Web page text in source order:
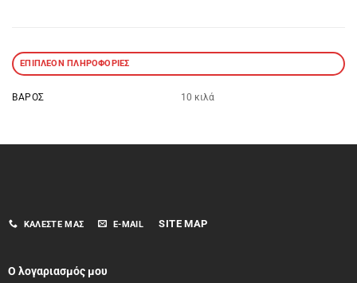
ΕΠΙΠΛΈΟΝ ΠΛΗΡΟΦΟΡΊΕΣ
ΒΆΡΟΣ 10 κιλά
ΚΑΛΈΣΤΕ ΜΑΣ E-MAIL SITE MAP
Ο λογαριασμός μου